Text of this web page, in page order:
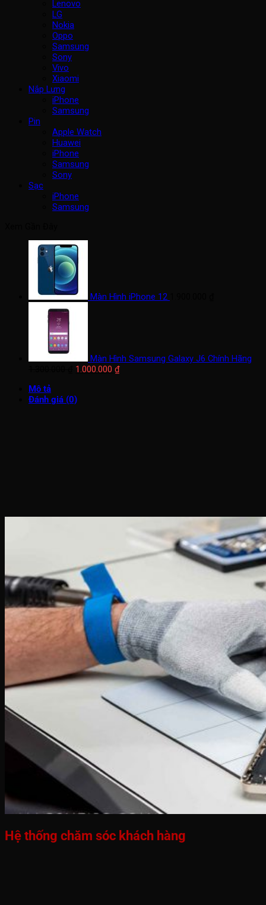
Lenovo
LG
Nokia
Oppo
Samsung
Sony
Vivo
Xiaomi
Nắp Lưng
iPhone
Samsung
Pin
Apple Watch
Huawei
iPhone
Samsung
Sony
Sạc
iPhone
Samsung
Màn Hình iPhone 12
Màn Hình Samsung Galaxy J6 Chính Hãng
Giá
1.300.000 ₫.
1.000.000 ₫Giá
Mô tả
Đánh giá (0)
Hệ thống chăm sóc khách hàng